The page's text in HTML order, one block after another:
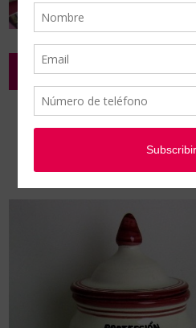
Inicio / Complementos
Albarelos guarda plantas, esencias,
ALBARELO